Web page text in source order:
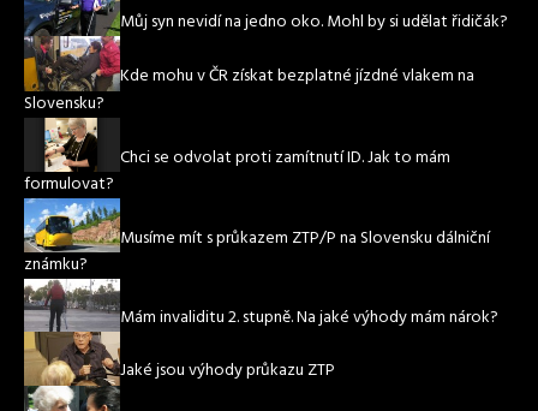
Můj syn nevidí na jedno oko. Mohl by si udělat řidičák?
Kde mohu v ČR získat bezplatné jízdné vlakem na
Slovensku?
Chci se odvolat proti zamítnutí ID. Jak to mám
formulovat?
Musíme mít s průkazem ZTP/P na Slovensku dálniční
známku?
Mám invaliditu 2. stupně. Na jaké výhody mám nárok?
Jaké jsou výhody průkazu ZTP